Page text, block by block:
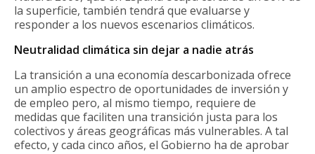
la superficie, también tendrá que evaluarse y
responder a los nuevos escenarios climáticos.
Neutralidad climática sin dejar a nadie atrás
La transición a una economía descarbonizada ofrece
un amplio espectro de oportunidades de inversión y
de empleo pero, al mismo tiempo, requiere de
medidas que faciliten una transición justa para los
colectivos y áreas geográficas más vulnerables. A tal
efecto, y cada cinco años, el Gobierno ha de aprobar